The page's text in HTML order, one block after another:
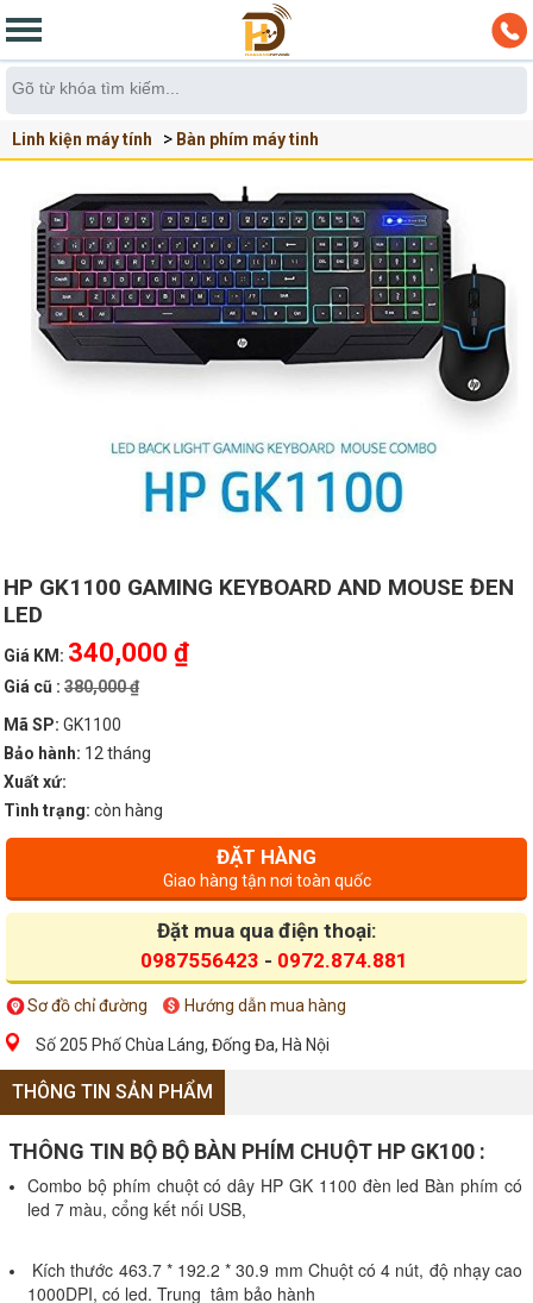
Linh kiện máy tính Bàn phím máy tinh
HP GK1100 GAMING KEYBOARD AND MOUSE ĐEN
LED
Giá KM: 340,000 ₫
Giá cũ : 380,000 ₫
Mã SP: GK1100
Bảo hành: 12 tháng
Xuất xứ:
Tình trạng: còn hàng
ĐẶT HÀNG
Giao hàng tận nơi toàn quốc
Đặt mua qua điện thoại:
0987556423 - 0972.874.881
Sơ đồ chỉ đường Hướng dẫn mua hàng
Số 205 Phố Chùa Láng, Đống Đa, Hà Nội
THÔNG TIN SẢN PHẨM
THÔNG TIN BỘ BỘ BÀN PHÍM CHUỘT HP GK100 :
Combo bộ phím chuột có dây HP GK 1100 đèn led Bàn phím có
led 7 màu, cổng kết nối USB,
1000DPI, có led. Trung  tâm bảo hành